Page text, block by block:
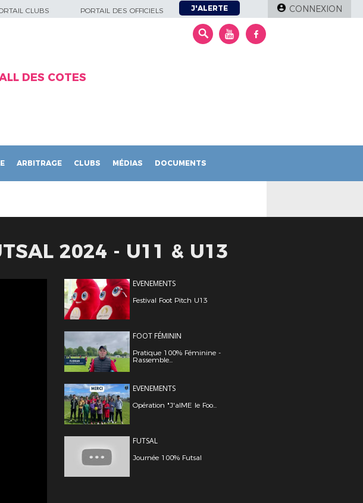
CLUBS PORTAIL DES OFFICIELS J'ALERTE CONNEXION
DES COTES
ARBITRAGE CLUBS MÉDIAS DOCUMENTS
2024 - U11 & U13
EVENEMENTS
Festival Foot Pitch U13
FOOT FÉMININ
Pratique 100% Féminine -
Rassemble...
EVENEMENTS
Opération "J'aIME le Foo...
FUTSAL
Journée 100% Futsal